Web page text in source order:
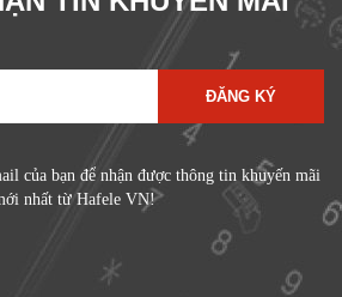
ĐĂNG KÝ
của bạn để nhận được thông tin khuyến mãi
nhất từ Hafele VN!